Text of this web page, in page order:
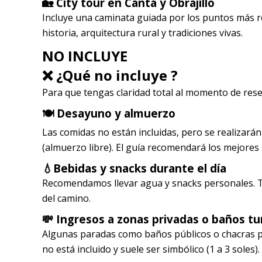
Incluye una caminata guiada por los puntos
historia, arquitectura rural y tradiciones vivas.
NO INCLUYE
❌ ¿Qué no incluye ?
Para que tengas claridad total al momento de
🍽️ Desayuno y almuerzo
Las comidas no están incluidas, pero se
(almuerzo libre). El guía recomendará los
💧Bebidas y snacks durante el día
Recomendamos llevar agua y snacks
del camino.
💸 Ingresos a zonas privadas o baños
Algunas paradas como baños públicos o
no está incluido y suele ser simbólico (1 a 3 soles).